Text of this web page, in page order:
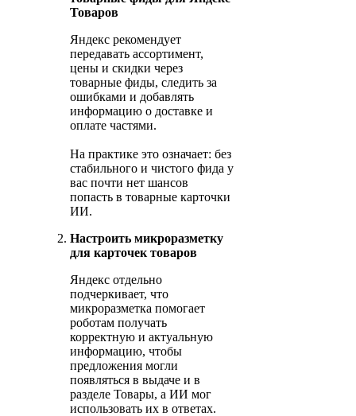
Товаров
Яндекс рекомендует
передавать ассортимент,
цены и скидки через
товарные фиды, следить за
ошибками и добавлять
информацию о доставке и
оплате частями.
На практике это означает: без
стабильного и чистого фида у
вас почти нет шансов
попасть в товарные карточки
ИИ.
Настроить микроразметку
для карточек товаров
Яндекс отдельно
подчеркивает, что
микроразметка помогает
роботам получать
корректную и актуальную
информацию, чтобы
предложения могли
появляться в выдаче и в
разделе Товары, а ИИ мог
использовать их в ответах.